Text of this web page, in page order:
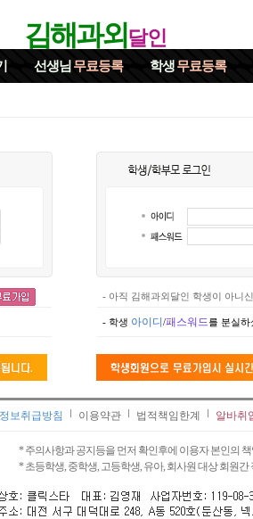
김해과외달인
선생님 무료등록 학생무료등록
- 아직 김해과외달인 학생이 아니
- 학생 아이디 /패스워드를 분실하
보취급방침 이용약관 법적책임한계 알바취
* 주의사항과 공지등을 먼저 확인후에 이용자 본인의
* 초등학생, 중학생, 고등학생, 유아, 회사원 대상 회원